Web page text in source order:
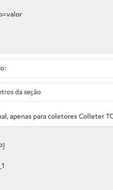
da seção
apenas para coletores Colleter